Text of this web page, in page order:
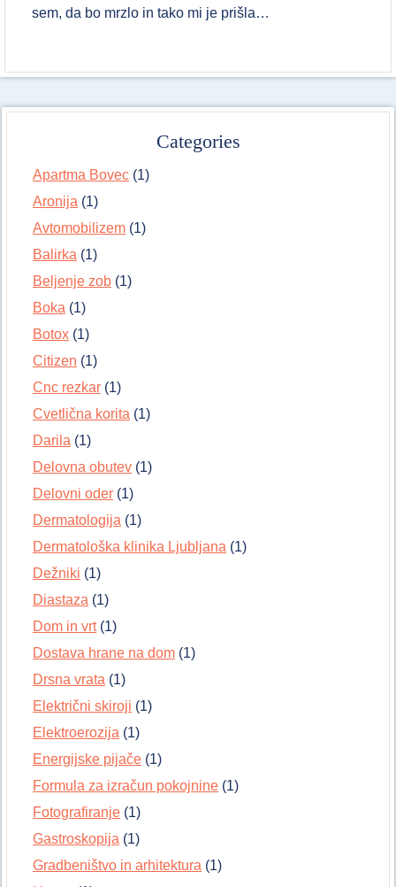
sem, da bo mrzlo in tako mi je prišla…
Categories
Apartma Bovec (1)
Aronija (1)
Avtomobilizem (1)
Balirka (1)
Beljenje zob (1)
Boka (1)
Botox (1)
Citizen (1)
Cnc rezkar (1)
Cvetlična korita (1)
Darila (1)
Delovna obutev (1)
Delovni oder (1)
Dermatologija (1)
Dermatološka klinika Ljubljana (1)
Dežniki (1)
Diastaza (1)
Dom in vrt(1)
Dostava hrane na dom (1)
Drsna vrata (1)
Električni skiroji (1)
Elektroerozija (1)
Energijske pijače (1)
Formula za izračun pokojnine (1)
Fotografiranje (1)
Gastroskopija (1)
Gradbeništvo in arhitektura (1)